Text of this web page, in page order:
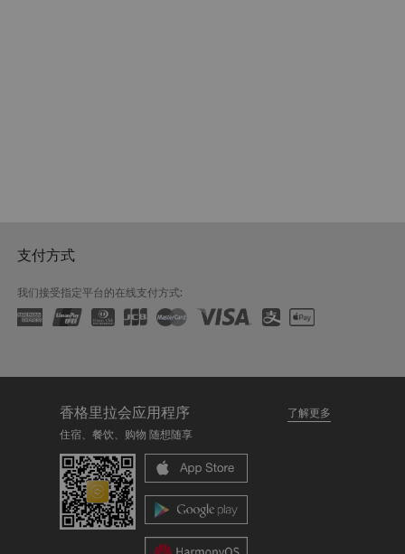
支付方式
我们接受指定平台的在线支付方式:
香格里拉会应用程序
了解更多
住宿、餐饮、购物 随想随享